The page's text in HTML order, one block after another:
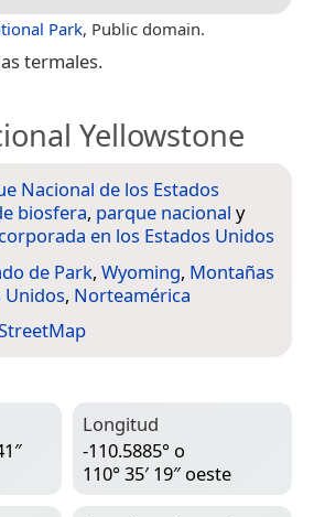
Park, Public domain.
termales.
Yellowstone
Nacional de los Estados
biosfera, parque nacional y
en los Estados Unidos
de Park, Wyoming, Montañas
Unidos, Norteamérica
Longitud
-110.5885° o
110° 35′ 19″ oeste